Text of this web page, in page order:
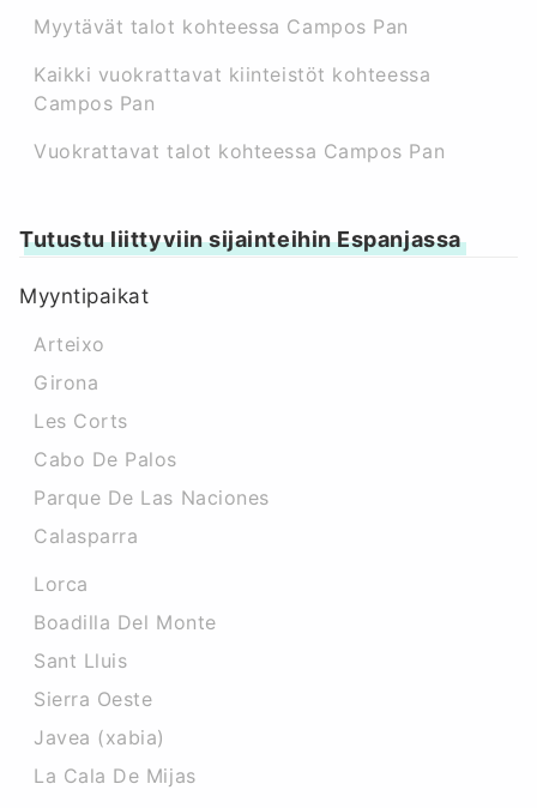
Myytävät talot kohteessa Campos Pan
Kaikki vuokrattavat kiinteistöt kohteessa
Campos Pan
Vuokrattavat talot kohteessa Campos Pan
Tutustu liittyviin sijainteihin Espanjassa
Myyntipaikat
Arteixo
Girona
Les Corts
Cabo De Palos
Parque De Las Naciones
Calasparra
Lorca
Boadilla Del Monte
Sant Lluis
Sierra Oeste
Javea (xabia)
La Cala De Mijas